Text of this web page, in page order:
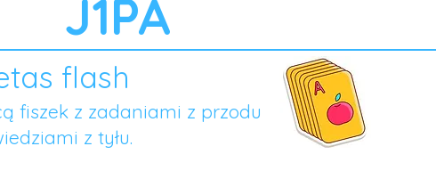
J1PA
flash
fiszek z zadaniami z przodu
z tyłu.